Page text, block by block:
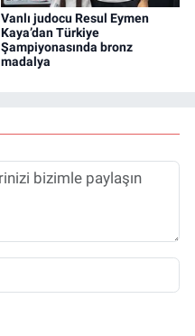
Vanlı judocu Resul Eymen
Kaya’dan Türkiye
Şampiyonasında bronz
madalya